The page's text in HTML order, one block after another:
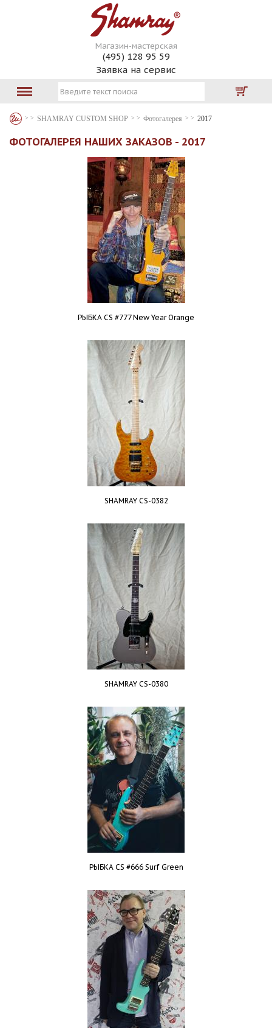
Магазин-мастерская
(495) 128 95 59
Заявка на сервис
SHAMRAY CUSTOM SHOP Фотогалерея 2017
ФОТОГАЛЕРЕЯ НАШИХ ЗАКАЗОВ - 2017
РЫБКА CS #777 New Year Orange
SHAMRAY CS-0382
SHAMRAY CS-0380
РЫБКА CS #666 Surf Green